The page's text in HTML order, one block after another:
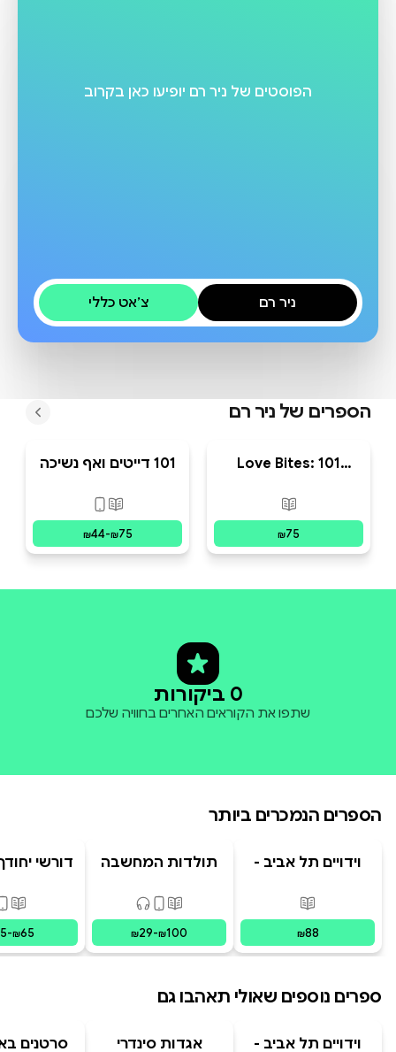
הפוסטים של ניר רם יופיעו כאן בקרוב
ניר רם צ׳אט כללי
הספרים של ניר רם
Love Bites: 101
פורמטים זמינים
₪75
101 דייטים ואף נשיכה
פורמטים זמינים
₪44-₪75
0 ביקורות
שתפו את הקוראים האחרים בחוויה שלכם
הספרים הנמכרים ביותר
וידויים תל אביב -
פורמטים זמינים
מודפס
₪88
תולדות המחשבה
פורמטים זמינים
מודפס,
₪29-₪100
דורשי
-₪65
ספרים נוספים שאולי תאהבו גם
וידויים תל אביב -
אגדות סינדרי
סרטנים